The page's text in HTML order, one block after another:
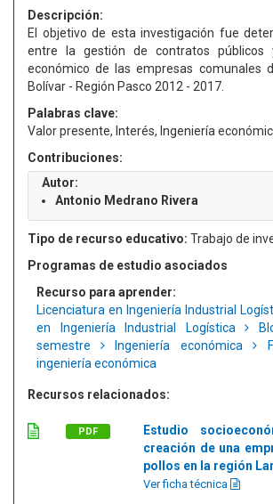
Descripción:
El objetivo de esta investigación fue
entre la gestión de contratos públicos
económico de las empresas comunales
Bolívar - Región Pasco 2012 - 2017.
Palabras clave:
Valor presente, Interés, Ingeniería
Contribuciones:
Autor:
Antonio Medrano Rivera
Tipo de recurso educativo: Trabajo de
Programas de estudio asociados
Recurso para aprender:
Licenciatura en Ingeniería Industrial
en Ingeniería Industrial Logística
semestre
Ingeniería económica
ingeniería económica
Recursos relacionados:
PDF
Estudio
creación de una
pollos en la región
Ver ficha técnica